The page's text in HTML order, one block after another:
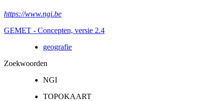
https://www.ngi.be
GEMET - Concepten, versie 2.4
geografie
Zoekwoorden
NGI
TOPOKAART